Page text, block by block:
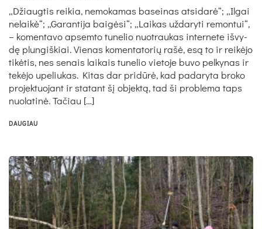
„Džiaug­tis rei­kia, ne­mo­ka­mas ba­sei­nas at­si­da­rė“; „Il­gai
ne­lai­kė“; „Ga­ran­ti­ja bai­gė­si“; „Lai­kas už­da­ry­ti re­mon­tui“,
– ko­men­ta­vo ap­sem­to tu­ne­lio nuo­trau­kas in­ter­ne­te iš­vy­
dę plun­giš­kiai. Vie­nas ko­men­ta­to­rių ra­šė, esą to ir rei­kė­jo
ti­kė­tis, nes se­nais lai­kais tu­ne­lio vie­to­je bu­vo pel­ky­nas ir
te­kė­jo upe­liu­kas. Ki­tas dar pri­dū­rė, kad pa­da­ry­ta bro­ko
pro­jek­tuo­jant ir sta­tant šį ob­jek­tą, tad ši pro­ble­ma taps
nuo­la­ti­nė. Ta­čiau […]
DAUGIAU